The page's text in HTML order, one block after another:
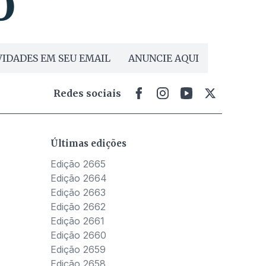
EM SEU EMAIL ANUNCIE AQUI
Redes sociais
Últimas edições
Edição 2665
Edição 2664
Edição 2663
Edição 2662
Edição 2661
Edição 2660
Edição 2659
Edição 2658